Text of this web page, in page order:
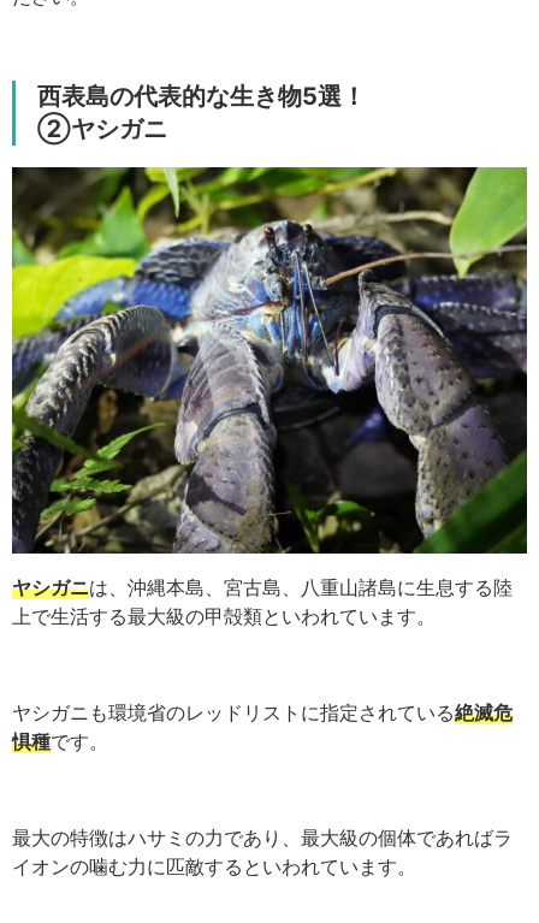
西表島の代表的な生き物5選！
②ヤシガニ
ヤシガニは、沖縄本島、宮古島、八重山諸島に生息する陸
上で生活する最大級の甲殻類といわれています。
ヤシガニも環境省のレッドリストに指定されている絶滅危
惧種です。
最大の特徴はハサミの力であり、最大級の個体であればラ
イオンの噛む力に匹敵するといわれています。